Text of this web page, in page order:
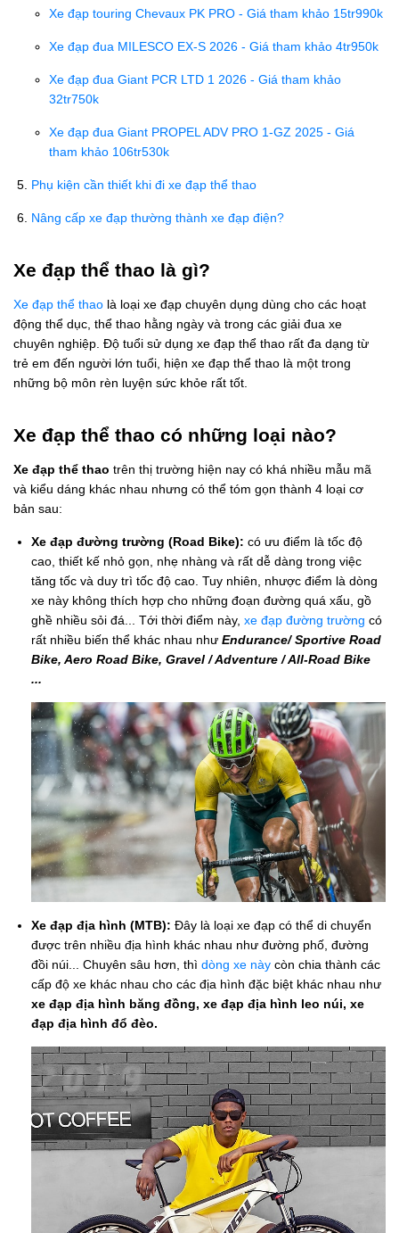
Xe đạp touring Chevaux PK PRO - Giá tham khảo 15tr990k
Xe đạp đua MILESCO EX-S 2026 - Giá tham khảo 4tr950k
Xe đạp đua Giant PCR LTD 1 2026 - Giá tham khảo
32tr750k
Xe đạp đua Giant PROPEL ADV PRO 1-GZ 2025 - Giá
tham khảo 106tr530k
Phụ kiện cần thiết khi đi xe đạp thể thao
Nâng cấp xe đạp thường thành xe đạp điện?
Xe đạp thể thao là gì?
Xe đạp thể thao là loại xe đạp chuyên dụng dùng cho các hoạt
động thể dục, thể thao hằng ngày và trong các giải đua xe
chuyên nghiệp. Độ tuổi sử dụng xe đạp thể thao rất đa dạng từ
trẻ em đến người lớn tuổi, hiện xe đạp thể thao là một trong
những bộ môn rèn luyện sức khỏe rất tốt.
Xe đạp thể thao có những loại nào?
Xe đạp thể thao trên thị trường hiện nay có khá nhiều mẫu mã
và kiểu dáng khác nhau nhưng có thể tóm gọn thành 4 loại cơ
bản sau:
Xe đạp đường trường (Road Bike): có ưu điểm là tốc độ
cao, thiết kế nhỏ gọn, nhẹ nhàng và rất dễ dàng trong việc
tăng tốc và duy trì tốc độ cao. Tuy nhiên, nhược điểm là dòng
xe này không thích hợp cho những đoạn đường quá xấu, gồ
ghề nhiều sỏi đá... Tới thời điểm này, xe đạp đường trường có
rất nhiều biến thể khác nhau như Endurance/ Sportive Road
Bike, Aero Road Bike, Gravel / Adventure / All-Road Bike
...
Xe đạp địa hình (MTB): Đây là loại xe đạp có thể di chuyển
được trên nhiều địa hình khác nhau như đường phố, đường
đồi núi... Chuyên sâu hơn, thì dòng xe này còn chia thành các
cấp độ xe khác nhau cho các địa hình đặc biệt khác nhau như
xe đạp địa hình băng đồng, xe đạp địa hình leo núi, xe
đạp địa hình đổ đèo.